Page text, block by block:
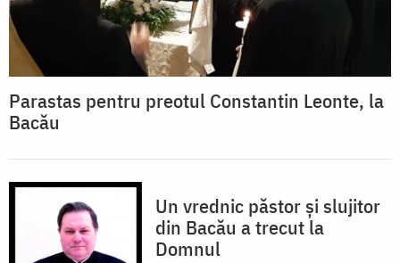
Parastas pentru preotul Constantin Leonte, la
Bacău
Un vrednic păstor și slujitor
din Bacău a trecut la
Domnul